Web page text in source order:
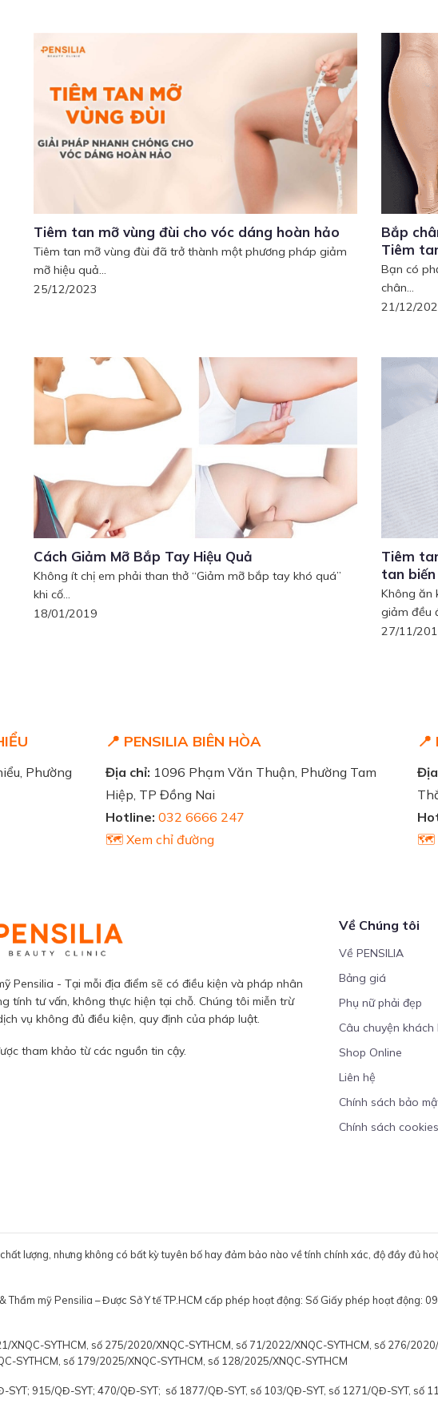
Tiêm tan mỡ vùng đùi cho vóc dáng hoàn hảo
Tiêm tan mỡ vùng đùi đã trở thành một phương pháp giảm
mỡ hiệu quả...
25/12/2023
Bắp
Tiêm
Bạn có
chân...
21/12/
Cách Giảm Mỡ Bắp Tay Hiệu Quả
Không ít chị em phải than thở “Giảm mỡ bắp tay khó quá”
khi cố...
18/01/2019
Tiêm
tan
Không ăn
giảm đều
27/11/
Phường
📍 PENSILIA BIÊN HÒA
Địa chỉ: 1096 Phạm Văn Thuận, Phường Tam
Hiệp, TP Đồng Nai
Hotline: 032 6666 247
🗺️ Xem chỉ đường
📍
🗺️
Pensilia - Tại mỗi địa điểm sẽ có điều kiện và pháp nhân
tính tư vấn, không thực hiện tại chỗ. Chúng tôi miễn trừ
vụ không đủ điều kiện, quy định của pháp luật.
tham khảo từ các nguồn tin cậy.
Về Chúng tôi
Về PENSILIA
Bảng giá
Phụ nữ phải đẹp
Câu chuyện khách
Shop Online
Liên hệ
Chính sách bảo
Chính sách cookies
lượng, nhưng không có bất kỳ tuyên bố hay đảm bảo nào về tính chính xác, độ đầy đủ
Thẩm mỹ Pensilia – Được Sở Y tế TP.HCM cấp phép hoạt động: Số Giấy phép hoạt
XNQC-SYTHCM, số 275/2020/XNQC-SYTHCM, số 71/2022/XNQC-SYTHCM, số 276/
SYTHCM, số 179/2025/XNQC-SYTHCM, số 128/2025/XNQC-SYTHCM
SYT; 915/QĐ-SYT; 470/QĐ-SYT; số 1877/QĐ-SYT, số 103/QĐ-SYT, số 1271/QĐ-SYT, số